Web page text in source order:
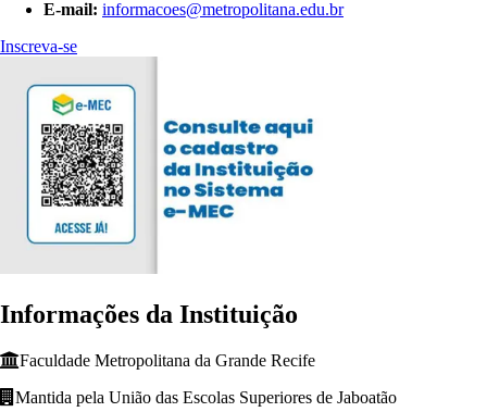
E-mail: informacoes@metropolitana.edu.br
Inscreva-se
Informações da Instituição
Faculdade Metropolitana da Grande Recife
Mantida pela União das Escolas Superiores de Jaboatão